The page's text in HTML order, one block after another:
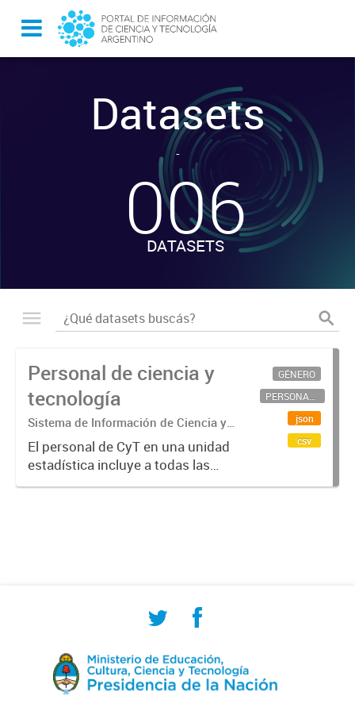
Datasets
-
006
DATASETS
Personal de ciencia y
tecnología
Sistema de Información de Ciencia y
Tecnología Argentino (SICYTAR)
El personal de CyT en una unidad
estadística incluye a todas las
personas involucradas
GÉNERO
PERSONAL CIENTÍFICO-TECNOLÓGICO
json
csv